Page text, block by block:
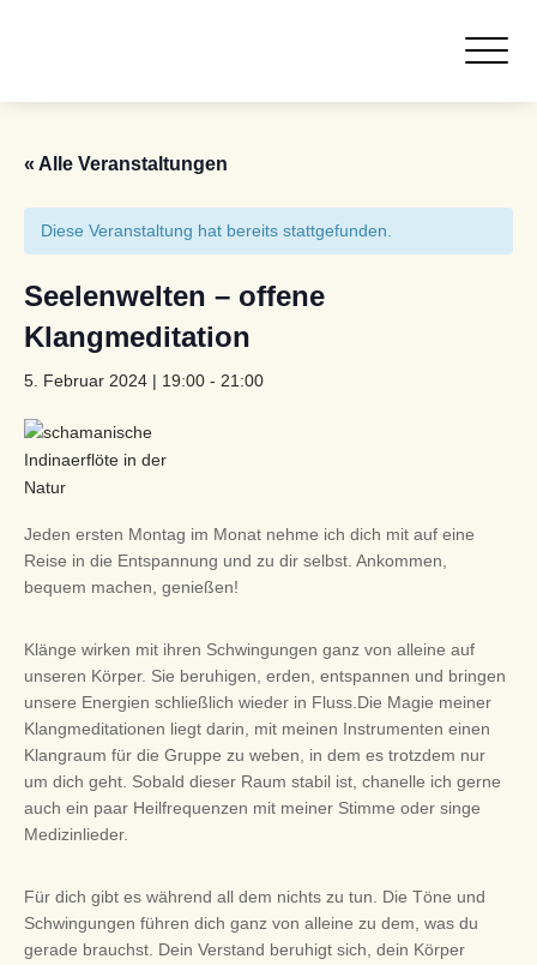
« Alle Veranstaltungen
Diese Veranstaltung hat bereits stattgefunden.
Seelenwelten – offene
Klangmeditation
5. Februar 2024 | 19:00 - 21:00
Jeden ersten Montag im Monat nehme ich dich mit auf eine
Reise in die Entspannung und zu dir selbst. Ankommen,
bequem machen, genießen!
Klänge wirken mit ihren Schwingungen ganz von alleine auf
unseren Körper. Sie beruhigen, erden, entspannen und bringen
unsere Energien schließlich wieder in Fluss.Die Magie meiner
Klangmeditationen liegt darin, mit meinen Instrumenten einen
Klangraum für die Gruppe zu weben, in dem es trotzdem nur
um dich geht. Sobald dieser Raum stabil ist, chanelle ich gerne
auch ein paar Heilfrequenzen mit meiner Stimme oder singe
Medizinlieder.
Für dich gibt es während all dem nichts zu tun. Die Töne und
Schwingungen führen dich ganz von alleine zu dem, was du
gerade brauchst. Dein Verstand beruhigt sich, dein Körper